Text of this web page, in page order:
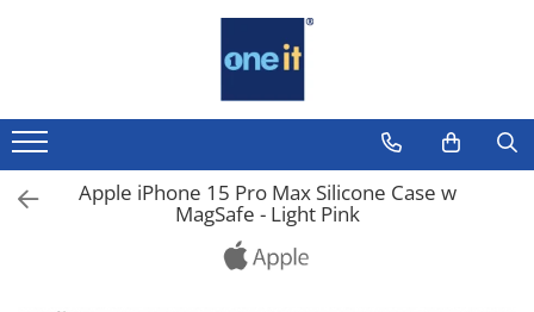
Laptop, Tablete & Telefoane
Laptop / Notebook
Notebook Consumer
Apple iPhone 15 Pro Max Silicone Case w
MagSafe - Light Pink